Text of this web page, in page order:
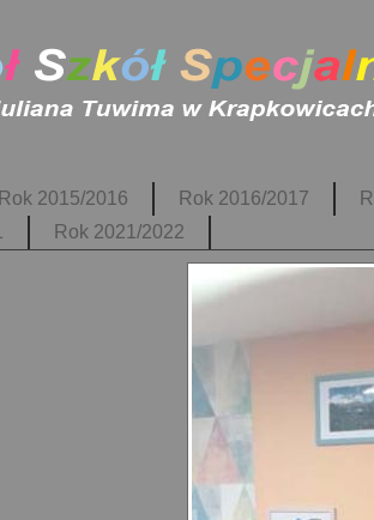
Rok 2015/2016 Rok 2016/2017
Rok 2021/2022